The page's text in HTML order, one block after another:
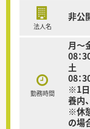
法人名
非公
勤務時間
月～
08：
土
08：
※1日
養内
※休
の場